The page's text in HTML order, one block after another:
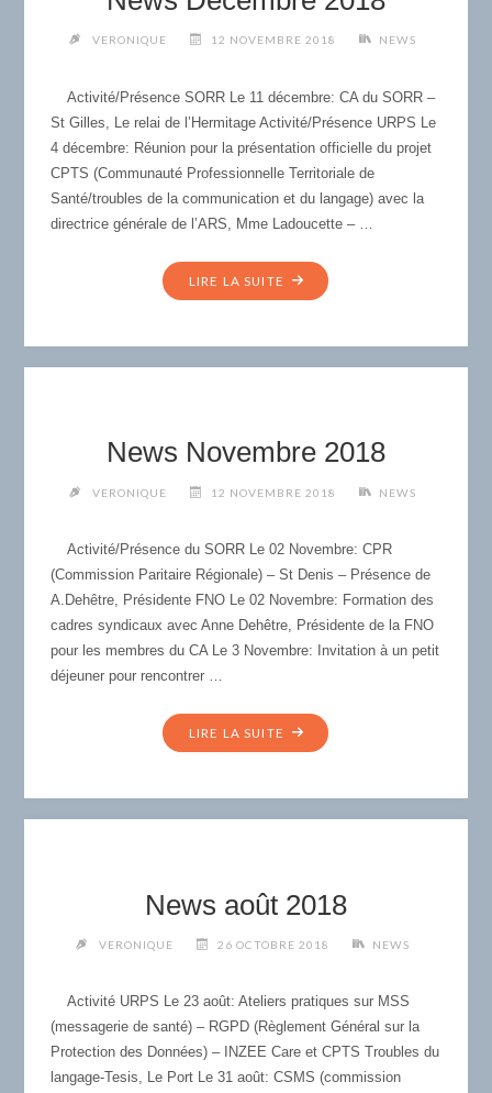
VERONIQUE 12 NOVEMBRE 2018 NEWS
Activité/Présence SORR Le 11 décembre: CA du SORR –
St Gilles, Le relai de l’Hermitage Activité/Présence URPS Le
4 décembre: Réunion pour la présentation officielle du projet
CPTS (Communauté Professionnelle Territoriale de
Santé/troubles de la communication et du langage) avec la
directrice générale de l’ARS, Mme Ladoucette – …
LIRE LA SUITE "NEWS
DÉCEMBRE
News Novembre 2018
VERONIQUE 12 NOVEMBRE 2018 NEWS
Activité/Présence du SORR Le 02 Novembre: CPR
(Commission Paritaire Régionale) – St Denis – Présence de
A.Dehêtre, Présidente FNO Le 02 Novembre: Formation des
cadres syndicaux avec Anne Dehêtre, Présidente de la FNO
pour les membres du CA Le 3 Novembre: Invitation à un petit
déjeuner pour rencontrer …
LIRE LA SUITE "NEWS
NOVEMBRE
News août 2018
VERONIQUE 26 OCTOBRE 2018 NEWS
Activité URPS Le 23 août: Ateliers pratiques sur MSS
(messagerie de santé) – RGPD (Règlement Général sur la
Protection des Données) – INZEE Care et CPTS Troubles du
langage-Tesis, Le Port Le 31 août: CSMS (commission